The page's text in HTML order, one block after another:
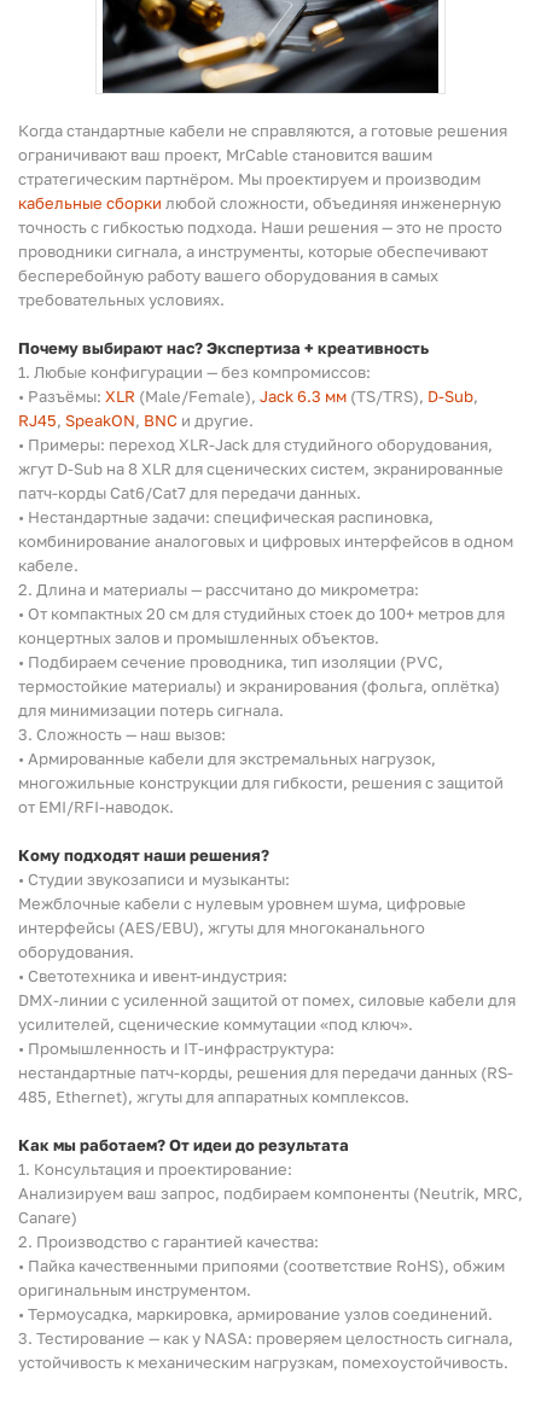
Когда стандартные кабели не справляются, а готовые решения
ограничивают ваш проект, MrCable становится вашим
стратегическим партнёром. Мы проектируем и производим
кабельные сборки любой сложности, объединяя инженерную
точность с гибкостью подхода. Наши решения — это не просто
проводники сигнала, а инструменты, которые обеспечивают
бесперебойную работу вашего оборудования в самых
требовательных условиях.
Почему выбирают нас? Экспертиза + креативность
1. Любые конфигурации — без компромиссов:
• Разъёмы: XLR (Male/Female), Jack 6.3 мм (TS/TRS), D-Sub,
RJ45, SpeakON, BNC и другие.
• Примеры: переход XLR-Jack для студийного оборудования,
жгут D-Sub на 8 XLR для сценических систем, экранированные
патч-корды Cat6/Cat7 для передачи данных.
• Нестандартные задачи: специфическая распиновка,
комбинирование аналоговых и цифровых интерфейсов в одном
кабеле.
2. Длина и материалы — рассчитано до микрометра:
• От компактных 20 см для студийных стоек до 100+ метров для
концертных залов и промышленных объектов.
• Подбираем сечение проводника, тип изоляции (PVC,
термостойкие материалы) и экранирования (фольга, оплётка)
для минимизации потерь сигнала.
3. Сложность — наш вызов:
• Армированные кабели для экстремальных нагрузок,
многожильные конструкции для гибкости, решения с защитой
от EMI/RFI-наводок.
Кому подходят наши решения?
• Студии звукозаписи и музыканты:
Межблочные кабели с нулевым уровнем шума, цифровые
интерфейсы (AES/EBU), жгуты для многоканального
оборудования.
• Светотехника и ивент-индустрия:
DMX-линии с усиленной защитой от помех, силовые кабели для
усилителей, сценические коммутации «под ключ».
• Промышленность и IT-инфраструктура:
нестандартные патч-корды, решения для передачи данных (RS-
485, Ethernet), жгуты для аппаратных комплексов.
Как мы работаем? От идеи до результата
1. Консультация и проектирование:
Анализируем ваш запрос, подбираем компоненты (Neutrik, MRC,
Canare)
2. Производство с гарантией качества:
• Пайка качественными припоями (соответствие RoHS), обжим
оригинальным инструментом.
• Термоусадка, маркировка, армирование узлов соединений.
3. Тестирование — как у NASA: проверяем целостность сигнала,
устойчивость к механическим нагрузкам, помехоустойчивость.